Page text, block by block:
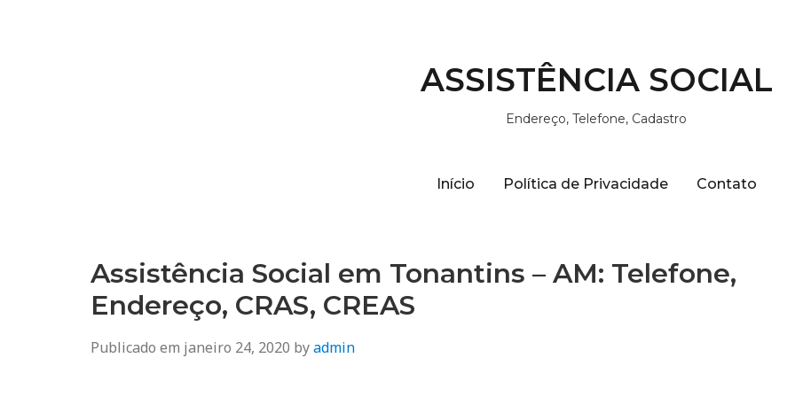
ASSISTÊNCIA SOCIAL
Endereço, Telefone, Cadastro
Início Política de Privacidade Contato
Assistência Social em Tonantins – AM: Telefone,
Endereço, CRAS, CREAS
Publicado em janeiro 24, 2020 byadmin